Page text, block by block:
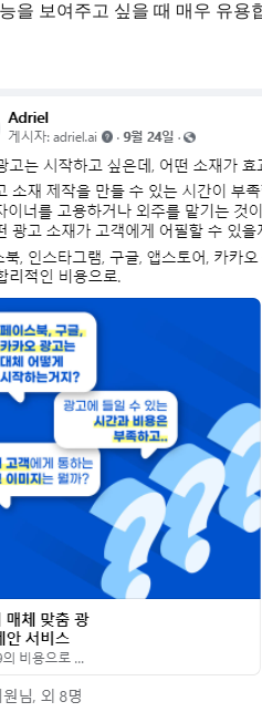
을 보여주고 싶을 때 매우 유용